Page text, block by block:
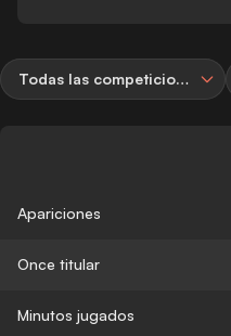
Todas las competiciones
Apariciones
Once titular
Minutos jugados